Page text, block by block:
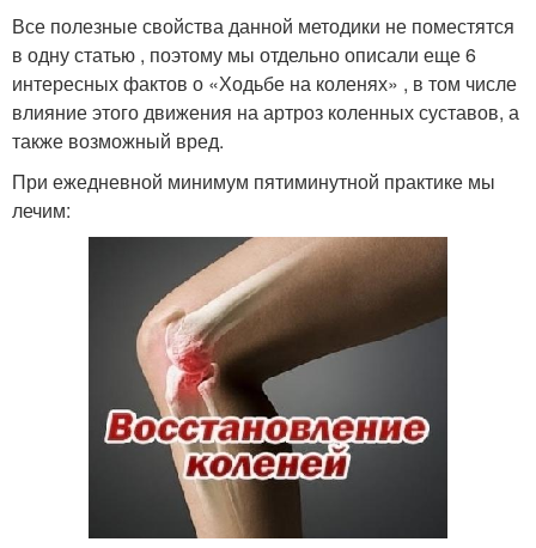
Все полезные свойства данной методики не поместятся
в одну статью , поэтому мы отдельно описали еще 6
интересных фактов о «Ходьбе на коленях» , в том числе
влияние этого движения на артроз коленных суставов, а
также возможный вред.
При ежедневной минимум пятиминутной практике мы
лечим: